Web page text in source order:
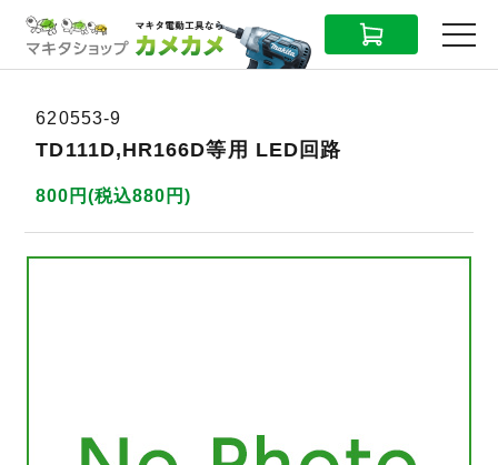
CART MENU
620553-9
TD111D,HR166D等用 LED回路
800円(税込880円)